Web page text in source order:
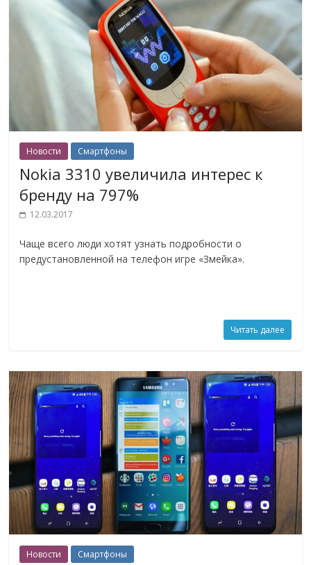
Новости Смартфоны
Nokia 3310 увеличила интерес к
бренду на 797%
12.03.2017
Чаще всего люди хотят узнать подробности о
предустановленной на телефон игре «Змейка».
Читать далее
Новости Смартфоны